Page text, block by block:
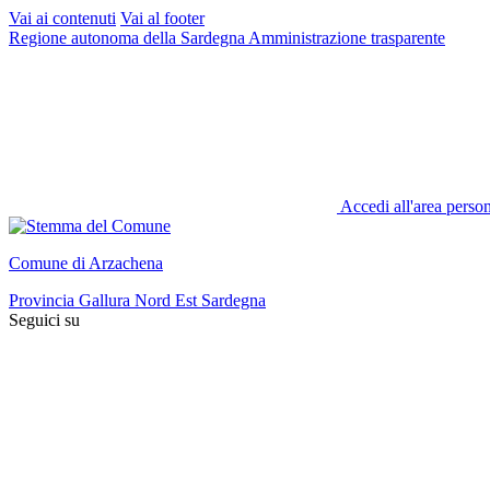
Vai ai contenuti Vai al footer
Regione autonoma della Sardegna Amministrazione trasparente
Accedi all'area
Comune di Arzachena
Provincia Gallura Nord Est Sardegna
Seguici su